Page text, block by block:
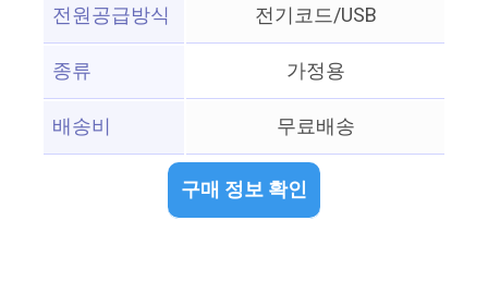
전원공급방식
전기코드/USB
종류
가정용
배송비
무료배송
구매 정보 확인